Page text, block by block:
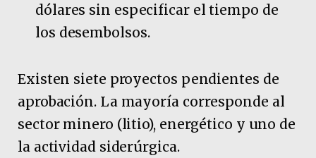
dólares sin especificar el tiempo de
los desembolsos.
Existen siete proyectos pendientes de
aprobación. La mayoría corresponde al
sector minero (litio), energético y uno de
la actividad siderúrgica.